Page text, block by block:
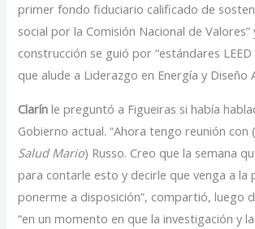
primer fondo fiduciario calificado de
social por la Comisión Nacional de Valores”
construcción se guió por “estándares
que alude a Liderazgo en Energía y Diseño
Clarín le preguntó a Figueiras si había
Gobierno actual. “Ahora tengo reunión con (
Salud Mario) Russo. Creo que la semana
para contarle esto y decirle que venga a la
ponerme a disposición”, compartió, luego
“en un momento en que la investigación y